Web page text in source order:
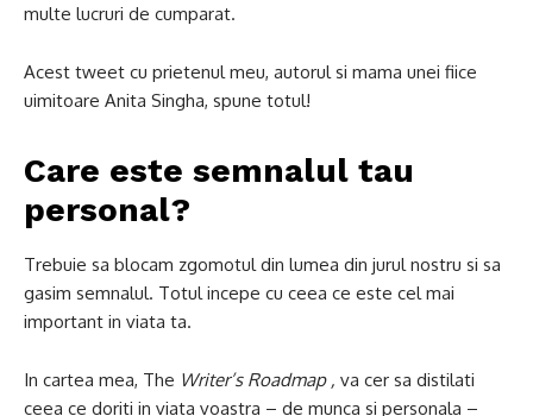
multe lucruri de cumparat.
Acest tweet cu prietenul meu, autorul si mama unei fiice
uimitoare Anita Singha, spune totul!
Care este semnalul tau
personal?
Trebuie sa blocam zgomotul din lumea din jurul nostru si sa
gasim semnalul. Totul incepe cu ceea ce este cel mai
important in viata ta.
In cartea mea, The Writer’s Roadmap , va cer sa distilati
ceea ce doriti in viata voastra – de munca si personala –